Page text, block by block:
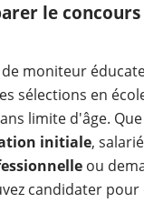
le
moniteur
sélections en
limite d'âge.
initiale,
ou
candidater